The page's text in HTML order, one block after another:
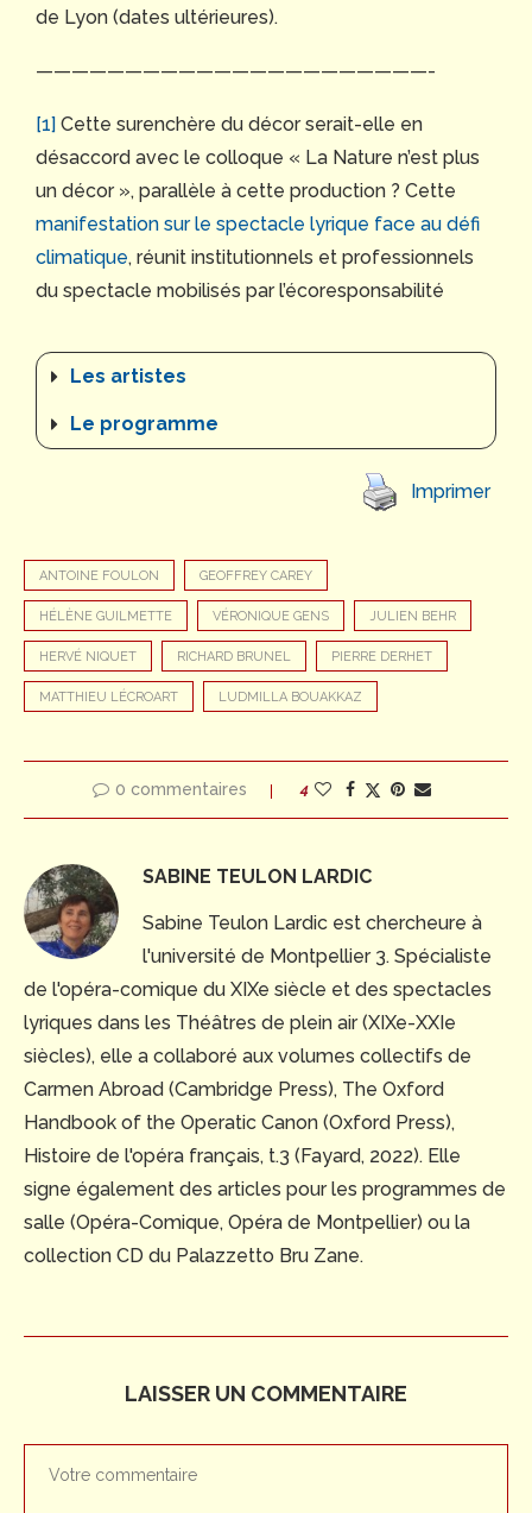
de Lyon (dates ultérieures).
——————————————————————-
[1] Cette surenchère du décor serait-elle en
désaccord avec le colloque « La Nature n’est plus
un décor », parallèle à cette production ? Cette
manifestation sur le spectacle lyrique face au défi
climatique, réunit institutionnels et professionnels
du spectacle mobilisés par l’écoresponsabilité
Les artistes
Le programme
Imprimer
ANTOINE FOULON GEOFFREY CAREY
HÉLÈNE GUILMETTE VÉRONIQUE GENS JULIEN BEHR
HERVÉ NIQUET RICHARD BRUNEL PIERRE DERHET
MATTHIEU LÉCROART LUDMILLA BOUAKKAZ
0 commentaires 4
SABINE TEULON LARDIC
Sabine Teulon Lardic est chercheure à
l'université de Montpellier 3. Spécialiste
de l'opéra-comique du XIXe siècle et des spectacles
lyriques dans les Théâtres de plein air (XIXe-XXIe
siècles), elle a collaboré aux volumes collectifs de
Carmen Abroad (Cambridge Press), The Oxford
Handbook of the Operatic Canon (Oxford Press),
Histoire de l'opéra français, t.3 (Fayard, 2022). Elle
signe également des articles pour les programmes de
salle (Opéra-Comique, Opéra de Montpellier) ou la
collection CD du Palazzetto Bru Zane.
LAISSER UN COMMENTAIRE